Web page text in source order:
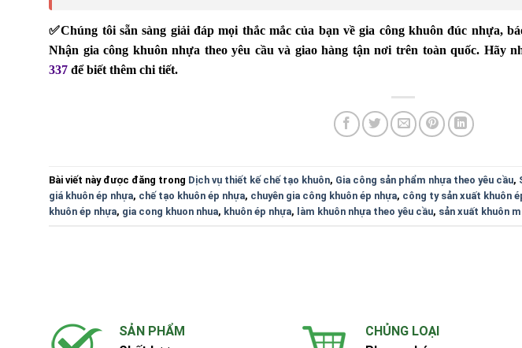
✅Chúng tôi sẵn sàng giải đáp mọi thắc mắc của bạn về gia công khuôn đúc nhựa,
Nhận gia công khuôn nhựa theo yêu cầu và giao hàng tận nơi trên toàn quốc. Hãy
337 để biết thêm chi tiết.
Bài viết này được đăng trong Dịch vụ thiết kế chế tạo khuôn, Gia công sản phẩm nhựa theo yêu cầu,
giá khuôn ép nhựa, chế tạo khuôn ép nhựa, chuyên gia công khuôn ép nhựa, công ty sản xuất khuôn
khuôn ép nhựa, gia cong khuon nhua, khuôn ép nhựa, làm khuôn nhựa theo yêu cầu, sản xuất khuôn
SẢN PHẨM
CHỦNG LOẠI